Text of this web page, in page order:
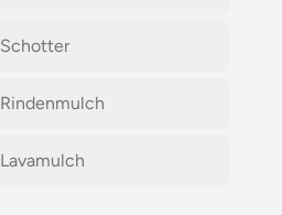
Schotter
Rindenmulch
Lavamulch